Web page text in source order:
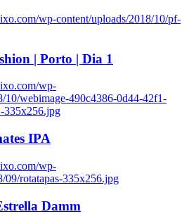
wp-content/uploads/2018/10/pf-
| Porto | Dia 1
wp-
10/webimage-490c4386-0d44-42f1-
335x256.jpg
IPA
wp-
09/rotatapas-335x256.jpg
Damm